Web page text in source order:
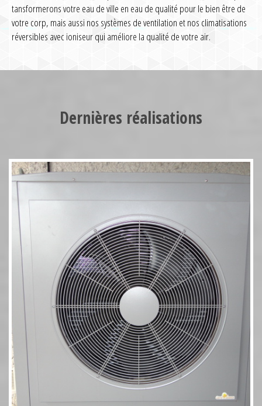
tansformerons votre eau de ville en eau de qualité pour le bien être de
votre corp, mais aussi nos systèmes de ventilation et nos climatisations
réversibles avec ioniseur qui améliore la qualité de votre air.
Dernières réalisations
Photovoltaïque Rivsol 5,8 couplé